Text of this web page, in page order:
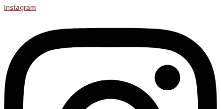
Instagram